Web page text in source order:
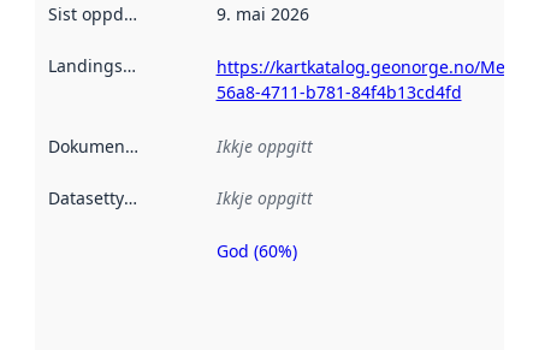
Sist oppdatert 9. mai 2026
Landingsside
https://kartkatalog.geonorge.no/
56a8-4711-b781-84f4b13cd4fd
Dokumentasjon Ikkje oppgitt
Datasettype Ikkje oppgitt
Metadatakvalitet
God (60%)